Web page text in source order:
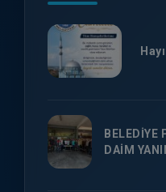
BELEDİYE
DAİM